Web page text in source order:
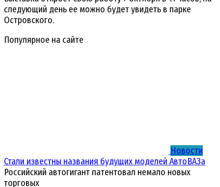
следующий день ее можно будет увидеть в парке
Островского.
Популярное на сайте
Новости
Стали известны названия будущих моделей АвтоВАЗа
Российский автогигант патентовал немало новых
торговых